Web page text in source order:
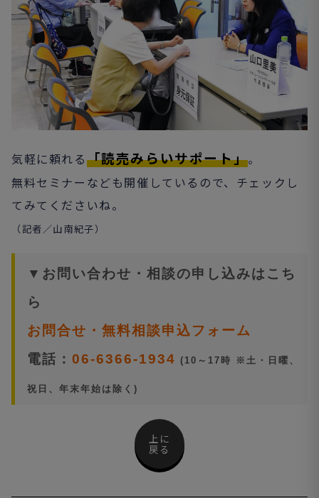
気軽に頼れる「読売みらいサポート」。
無料セミナーなども開催しているので、チェックし
てみてくださいね。
（記者／山南紀子）
▼お問い合わせ・相談の申し込みはこち
ら
お問合せ・無料相談申込フォーム
電話： 06-6366-1934 (10～17時 ※土・日曜、
祝日、年末年始は除く)
上に
戻る